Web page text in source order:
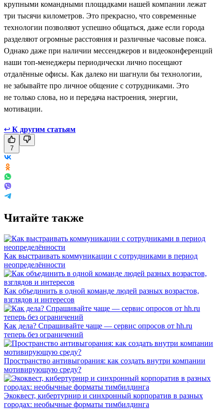
крупными командными площадками нашей компании лежат
три тысячи километров. Это прекрасно, что современные
технологии позволяют успешно общаться, даже если города
разделяют огромные расстояния и различные часовые пояса.
Однако даже при наличии мессенджеров и видеоконференций
наши топ-менеджеры периодически лично посещают
отдалённые офисы. Как далеко ни шагнули бы технологии,
не забывайте про личное общение с сотрудниками. Это
не только слова, но и передача настроения, энергии,
мотивации.
↩ К другим статьям
7
Читайте также
Как выстраивать коммуникации с сотрудниками в период
неопределённости
Как объединить в одной команде людей разных возрастов,
взглядов и интересов
Как дела? Спрашивайте чаще — сервис опросов от hh.ru
теперь без ограничений
Пространство антивыгорания: как создать внутри компании
мотивирующую среду?
Экоквест, кибертурнир и синхронный корпоратив в разных
городах: необычные форматы тимбилдинга